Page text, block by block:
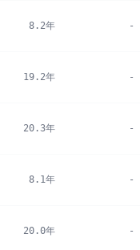
8.2年 -
19.2年 -
20.3年 -
8.1年 -
20.0年 -